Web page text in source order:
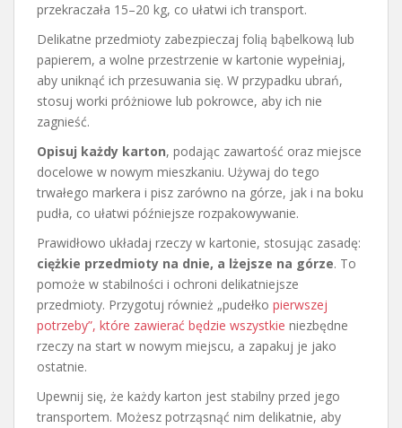
przekraczała 15–20 kg, co ułatwi ich transport.
Delikatne przedmioty zabezpieczaj folią bąbelkową lub
papierem, a wolne przestrzenie w kartonie wypełniaj,
aby uniknąć ich przesuwania się. W przypadku ubrań,
stosuj worki próżniowe lub pokrowce, aby ich nie
zagnieść.
Opisuj każdy karton, podając zawartość oraz miejsce
docelowe w nowym mieszkaniu. Używaj do tego
trwałego markera i pisz zarówno na górze, jak i na boku
pudła, co ułatwi późniejsze rozpakowywanie.
Prawidłowo układaj rzeczy w kartonie, stosując zasadę:
ciężkie przedmioty na dnie, a lżejsze na górze. To
pomoże w stabilności i ochroni delikatniejsze
przedmioty. Przygotuj również „pudełko pierwszej
potrzeby”, które zawierać będzie wszystkie niezbędne
rzeczy na start w nowym miejscu, a zapakuj je jako
ostatnie.
Upewnij się, że każdy karton jest stabilny przed jego
transportem. Możesz potrząsnąć nim delikatnie, aby